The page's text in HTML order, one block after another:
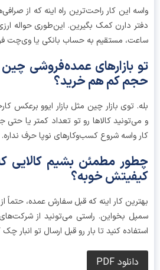
این کار راحت‌ترین راه اینه که از
دارن کمک بگیرین. این‌طوری حواله ارزی
مستقیم به حساب بانکی یا وی‌چت فروشنده
بازارهای عمده‌فروشی چین
کم هم خرید؟
توی بازار چین مثل بازار ایوو برعکس
کالاها رو تو تعداد کمتر یا حتی
واسه شروع کسب‌وکارهای نوپا حرف نداره.
مطمئن بشیم کالایی که
خوبه؟
کار اینه که قبل سفارش عمده، حتماً از
بخواین. راستی می‌تونید از شرکت‌های
کنید تا بار رو قبل ارسال تو انبار چک کنن.
دانلود PDF